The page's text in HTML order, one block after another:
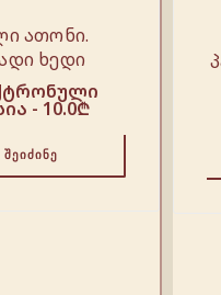
ათონი.
ხედი
- 10.0₾
ᲨᲔᲘᲫᲘᲜᲔ